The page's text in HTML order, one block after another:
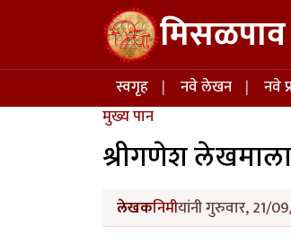
Skip to main content मिसळपाव
Main navigation
स्वगृह नवे लेखन नवे
मुख्य पान
श्रीगणेश
लेखकनिमीयांनी गुरुवार, 21/